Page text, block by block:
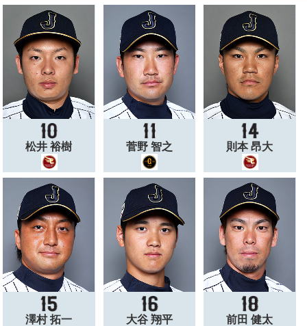
松井 裕樹 菅野 智之 則本 昂大
澤村 拓一 大谷 翔平 前田 健太